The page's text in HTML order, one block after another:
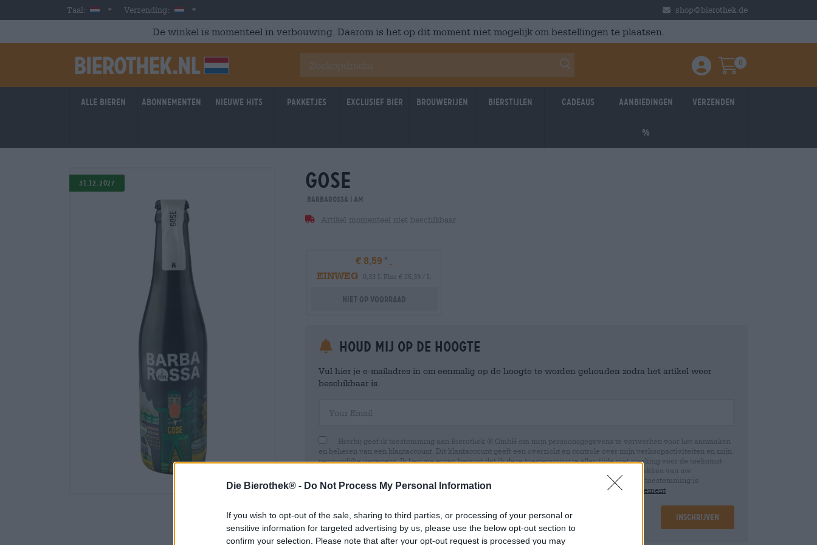
Die Bierothek® - Do Not Process My Personal Information
If you wish to opt-out of the sale, sharing to third parties, or processing of your personal or
sensitive information for targeted advertising by us, please use the below opt-out section to
confirm your selection. Please note that after your opt-out request is processed you may
Skip to main content
Taal: DutchVerzending: Nederland shop@bierothek.de
De winkel is momenteel in verbouwing. Daarom is het op dit moment niet mogelijk om bestellingen te plaatsen.
Einloggen / Anmelden
Warenkorb
0
Alle bieren Abonnementen Nieuwe hits Pakketjes Exclusief Bier Brouwerijen Bierstijlen Cadeaus Aanbiedingen
%
Verzenden
31.12.2027 31.12.2027
gose
Barbarossa i am
Artikel momenteel niet beschikbaar
€ 8,59
EINWEG
0,33 L Fles € 25,39 / L
Niet op voorraad
Houd mij op de hoogte
Vul hier je e-mailadres in om eenmalig op de hoogte te worden gehouden zodra het artikel weer
beschikbaar is.
Hierbij geef ik toestemming aan Bierothek ® GmbH om mijn persoonsgegevens te verwerken voor het aanmaken
en beheren van een klantaccount. Dit klantaccount geeft een overzicht en controle over mijn verkoopactiviteiten en mijn
persoonlijke gegevens. Ik ben me ervan bewust dat ik deze toestemming te allen tijde met werking voor de toekomst
kan intrekken door een e-mail te sturen naar shop@bierothek.de. Wij informeren u dat het intrekken van uw
toestemming geen invloed heeft op de rechtmatigheid van de verwerking die op basis van uw toestemming is
uitgevoerd tot het moment van intrekking. Meer informatie vindt u in onze
data protection statement
Inschrijven